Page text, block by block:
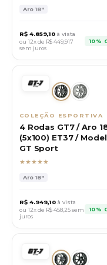
Aro18"
R$ 4.859,10 à vista
ou 12x de R$449,917
sem juros
10%
COLEÇÃO ESPORTIVA
4 Rodas GT7 / Aro
(5x100) ET37 /
GT Sport
★★★★★
Aro18"
R$ 4.949,10 à vista
ou 12x de R$458,25sem
juros
10%